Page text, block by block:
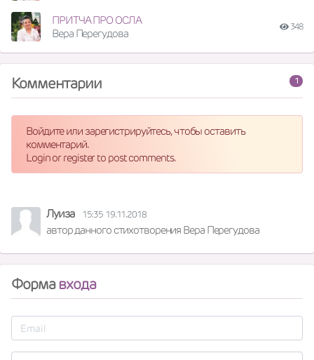
ПРИТЧА ПРО ОСЛА
Вера Перегудова
348
1
Комментарии
Войдите или зарегистрируйтесь, чтобы оставить
комментарий.
Login or register to post comments.
Луиза 15:35 19.11.2018
автор данного стихотворения Вера Перегудова
Формавхода